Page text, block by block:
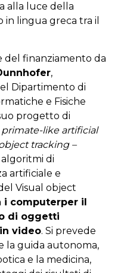
alla luce della
lingua greca tra il
del finanziamento da
,
Dipartimento di
e Fisiche
progetto di
primate-like artificial
tracking –
algoritmi di
artificiale e
Visual object
i computerper il
di oggetti
in video. Si prevede
la guida autonoma,
e la medicina,